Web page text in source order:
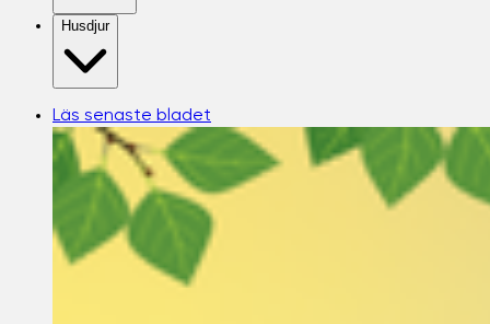
Husdjur
Läs senaste bladet